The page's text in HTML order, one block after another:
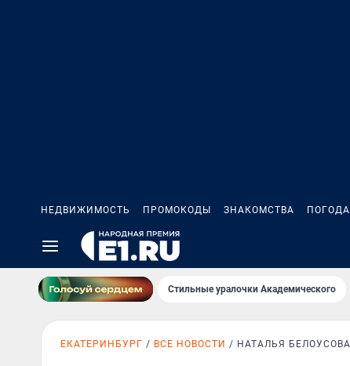
НЕДВИЖИМОСТЬ ПРОМОКОДЫ ЗНАКОМСТВА ПОГОДА
Стильные уралочки Академического
ЕКАТЕРИНБУРГ ВСЕ НОВОСТИ НАТАЛЬЯ БЕЛОУСОВА